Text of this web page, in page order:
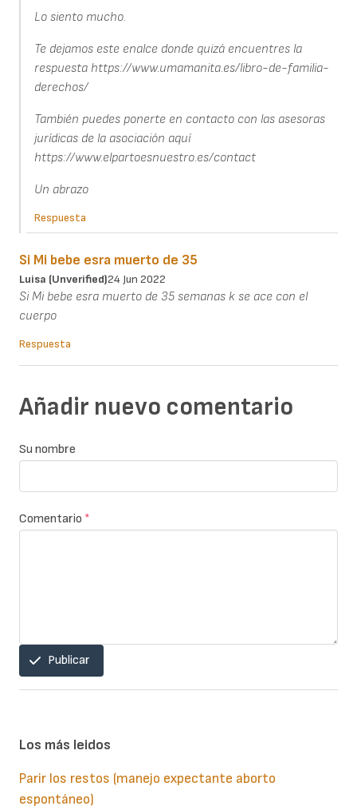
Lo siento mucho.
Te dejamos este enalce donde quizá encuentres la
respuesta https://www.umamanita.es/libro-de-familia-
derechos/
También puedes ponerte en contacto con las asesoras
jurídicas de la asociación aquí
https://www.elpartoesnuestro.es/contact
Un abrazo
Respuesta
Si Mi bebe esra muerto de 35
Luisa (unverified)24 Jun 2022
Si Mi bebe esra muerto de 35 semanas k se ace con el
cuerpo
Respuesta
Añadir nuevo comentario
Su nombre
Comentario *
Publicar
Los más leidos
Parir los restos (manejo expectante aborto
espontáneo)